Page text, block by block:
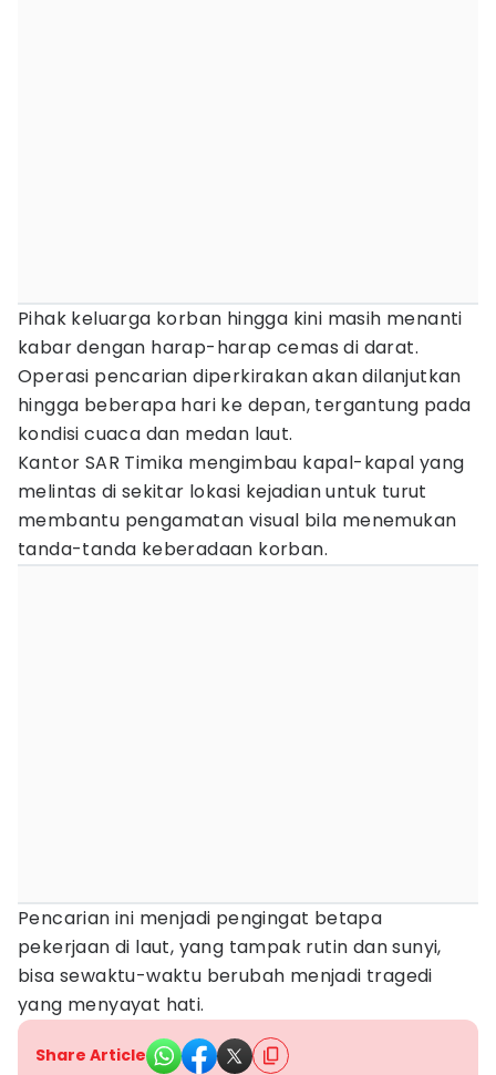
Pihak keluarga korban hingga kini masih menanti
kabar dengan harap-harap cemas di darat.
Operasi pencarian diperkirakan akan dilanjutkan
hingga beberapa hari ke depan, tergantung pada
kondisi cuaca dan medan laut.
Kantor SAR Timika mengimbau kapal-kapal yang
melintas di sekitar lokasi kejadian untuk turut
membantu pengamatan visual bila menemukan
tanda-tanda keberadaan korban.
Pencarian ini menjadi pengingat betapa
pekerjaan di laut, yang tampak rutin dan sunyi,
bisa sewaktu-waktu berubah menjadi tragedi
yang menyayat hati.
Share Article